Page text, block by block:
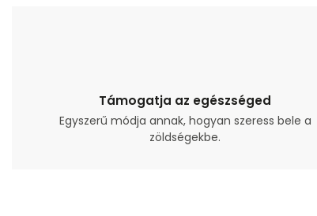
Támogatja az egészséged
Egyszerű módja annak, hogyan szeress bele a
zöldségekbe.